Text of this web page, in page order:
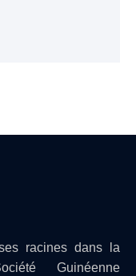
racines dans la
Guinéenne